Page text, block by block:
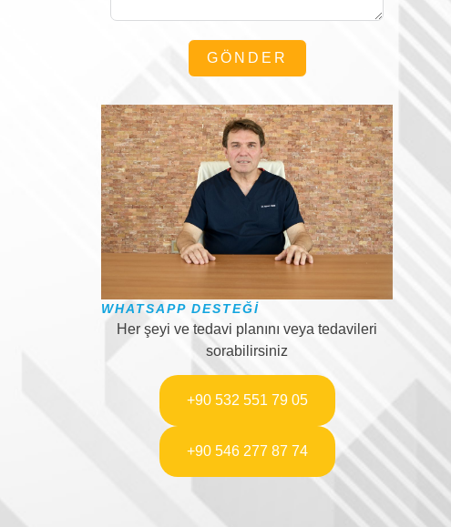
GÖNDER
WHATSAPP DESTEĞI
Her şeyi ve tedavi planını veya tedavileri
sorabilirsiniz
+90 532 551 79 05
+90 546 277 87 74